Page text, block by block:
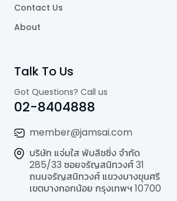
Contact Us
About
Talk To Us
Got Questions? Call us
02-8404888
member@jamsai.com
บริษัท แจ่มใส พับลิชชิ่ง จำกัด
285/33 ซอยจรัญสนิทวงศ์ 31
ถนนจรัญสนิทวงศ์ แขวงบางขุนศรี
เขตบางกอกน้อย กรุงเทพฯ 10700